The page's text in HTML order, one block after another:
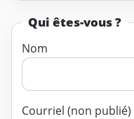
Qui êtes-vous ?
Nom
Courriel (non publié)